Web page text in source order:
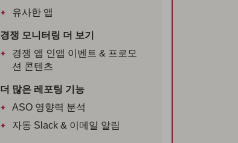
유사한 앱
경쟁 모니터링 더 보기
경쟁 앱 인앱 이벤트 & 프로모
션 콘텐츠
더 많은 레포팅 기능
ASO 영향력 분석
자동 Slack & 이메일 알림